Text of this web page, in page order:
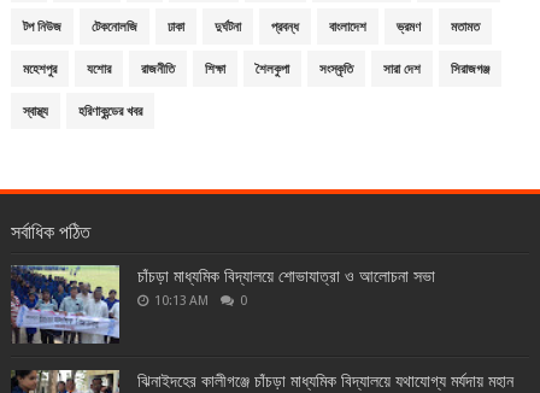
টপ নিউজ টেকনোলজি ঢাকা দুর্ঘটনা প্রবন্ধ বাংলাদেশ ভ্রমণ মতামত
মহেশপুর যশোর রাজনীতি শিক্ষা শৈলকুপা সংস্কৃতি সারা দেশ সিরাজগঞ্জ
স্বাস্থ্য হরিণাকুন্ডের খবর
সর্বাধিক পঠিত
চাঁচড়া মাধ্যমিক বিদ্যালয়ে শোভাযাত্রা ও আলোচনা সভা
10:13 AM 0
ঝিনাইদহের কালীগঞ্জে চাঁচড়া মাধ্যমিক বিদ্যালয়ে যথাযোগ্য মর্যদায় মহান